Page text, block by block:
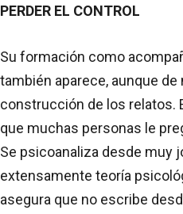
PERDER EL CONTROL
Su formación como
también aparece, aunque de
construcción de los relatos.
que muchas personas le
Se psicoanaliza desde muy
extensamente teoría
asegura que no escribe